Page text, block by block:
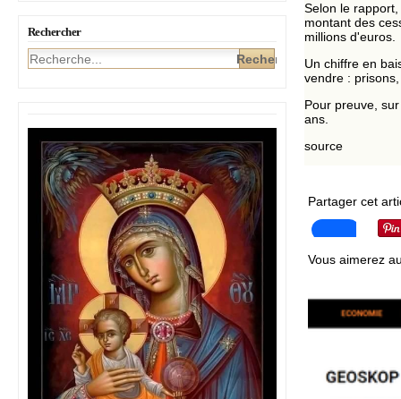
Rechercher
Selon le
montant des
millions d'euros.
Un chiffre en
vendre :
Pour preuve,
ans.
source
Partager cet
Vous aimerez